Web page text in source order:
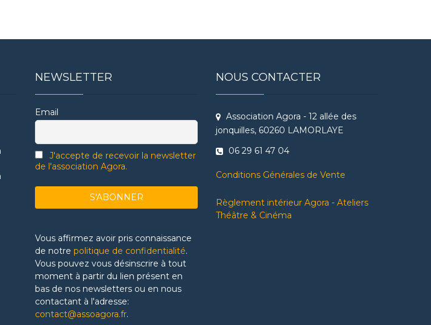
NEWSLETTER
Email
J'accepte de recevoir la newsletter
de l'association Agora.
Vous affirmez avoir pris connaissance
de notre politique de confidentialité.
Vous pouvez vous désinscrire à tout
moment à partir du lien présent en
bas de nos newsletters ou en nous
contactant à l'adresse:
contact@assoagora.fr.
NOUS CONTACTER
Association Agora - 12 allée des
jonquilles, 60260 LAMORLAYE
06 29 61 47 04
Conditions Générales de Vente
Règlement intérieur Agora - Ateliers
Théâtre & Cinéma